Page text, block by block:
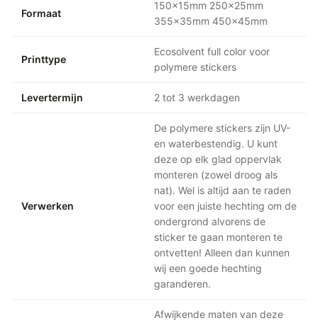
Formaat
150x15mm 250x25mm
355x35mm 450x45mm
Printtype
Ecosolvent full color voor
polymere stickers
Levertermijn 2 tot 3 werkdagen
Verwerken
De polymere stickers zijn UV-
en waterbestendig. U kunt
deze op elk glad oppervlak
monteren (zowel droog als
nat). Wel is altijd aan te raden
voor een juiste hechting om de
ondergrond alvorens de
sticker te gaan monteren te
ontvetten! Alleen dan kunnen
wij een goede hechting
garanderen.
Afwijkende maten van deze